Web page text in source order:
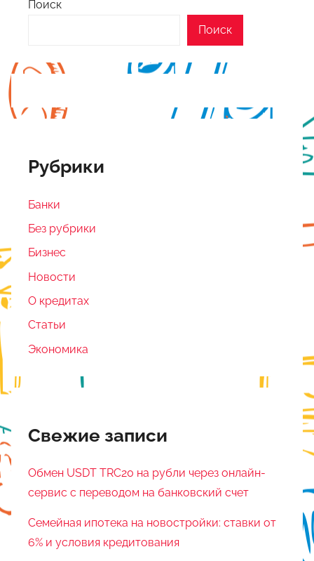
Поиск
Поиск
Рубрики
Банки
Без рубрики
Бизнес
Новости
О кредитах
Статьи
Экономика
Свежие записи
Обмен USDT TRC20 на рубли через онлайн-
сервис с переводом на банковский счет
Семейная ипотека на новостройки: ставки от
6% и условия кредитования